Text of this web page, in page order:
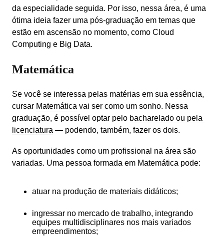
da especialidade seguida. Por isso, nessa área, é uma
ótima ideia fazer uma pós-graduação em temas que
estão em ascensão no momento, como Cloud
Computing e Big Data.
Matemática
Se você se interessa pelas matérias em sua essência,
cursar Matemática vai ser como um sonho. Nessa
graduação, é possível optar pelo bacharelado ou pela
licenciatura — podendo, também, fazer os dois.
As oportunidades como um profissional na área são
variadas. Uma pessoa formada em Matemática pode:
atuar na produção de materiais didáticos;
ingressar no mercado de trabalho, integrando
equipes multidisciplinares nos mais variados
empreendimentos;